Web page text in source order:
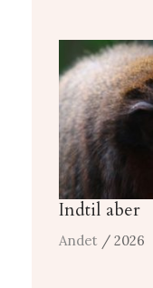
Indtil aber
Andet / 2026